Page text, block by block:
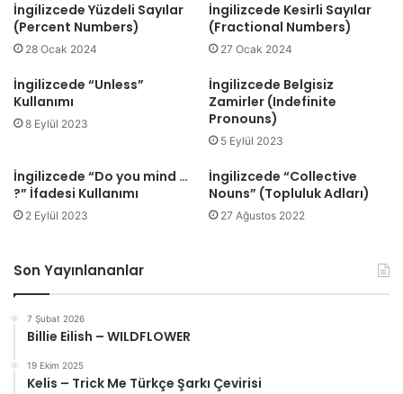
İngilizcede Yüzdeli Sayılar
(Percent Numbers)
28 Ocak 2024
İngilizcede Kesirli Sayılar
(Fractional Numbers)
27 Ocak 2024
İngilizcede “Unless”
Kullanımı
8 Eylül 2023
İngilizcede Belgisiz
Zamirler (Indefinite
Pronouns)
5 Eylül 2023
İngilizcede “Do you mind …
?” İfadesi Kullanımı
2 Eylül 2023
İngilizcede “Collective
Nouns” (Topluluk Adları)
27 Ağustos 2022
Son Yayınlananlar
7 Şubat 2026
Billie Eilish – WILDFLOWER
19 Ekim 2025
Kelis – Trick Me Türkçe Şarkı Çevirisi